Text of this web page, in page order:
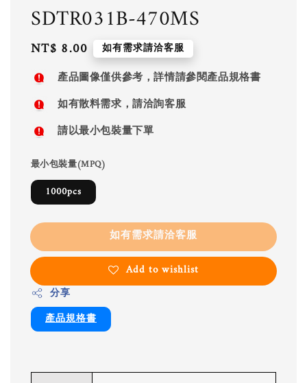
SDTR031B-470MS
Regular
price
NT$ 8.00 如有需求請洽客服
產品圖像僅供參考，詳情請參閱產品規格書
如有散料需求，請洽詢客服
請以最小包裝量下單
最小包裝量(MPQ)
1000pcs
如有需求請洽客服
Add to wishlist
分享
產品規格書